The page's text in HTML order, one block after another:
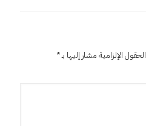
الحقول الإلزامية مشار إليها بـ*